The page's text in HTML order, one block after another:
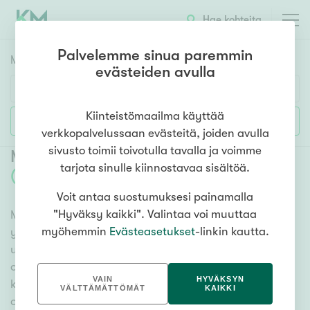
Hae kohteita
Myyntikohteet
Huoneluku
1h 2h 3h 4h 5h+
Asuntotyyppi
Kerros-/luhtitalo
Rivitalo/paritalo
Omakoti-/erillistalo
Maa- tai metsätila
Lisää hakuehtoja
Myytävät omakotitalot Vehmersalmi
(
Meiltä löydät myytävät omakotitalot Vehmersalmi niin
yhdessä tasossa olevista vaihtoehdoista isoihin
useamman kerroksen omakotitaloihin. Sadat
omakotitalokohteet ja erittäin kattava
kiinteistönvälittäjien verkosto varmistavat, että meillä
on hyvä paikallinen osaaminen ja tieto, mitä
Palvelemme sinua paremmin
evästeiden avulla
Kiinteistömaailma käyttää
verkkopalvelussaan evästeitä, joiden avulla
sivusto toimii toivotulla tavalla ja voimme
tarjota sinulle kiinnostavaa sisältöä.
Voit antaa suostumuksesi painamalla
"Hyväksy kaikki". Valintaa voi muuttaa
myöhemmin Evästeasetukset-linkin kautta.
VAIN
VÄLTTÄMÄTTÖMÄT
HYVÄKSYN
KAIKKI